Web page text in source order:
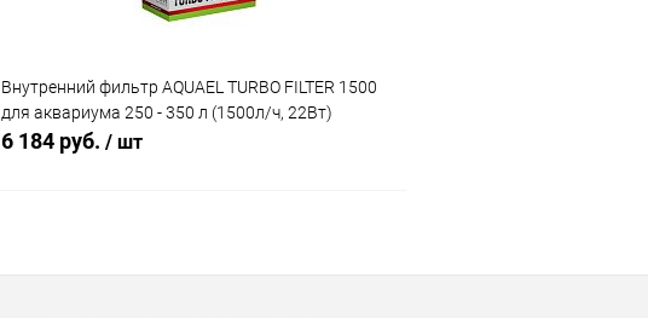
Внутренний фильтр AQUAEL TURBO FILTER 1500
для аквариума 250 - 350 л (1500л/ч, 22Вт)
6 184 руб. / шт